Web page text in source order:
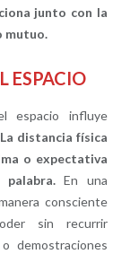
junto con la
mutuo.
ESPACIO
espacio influye
La distancia física
o expectativa
En una
consciente
sin recurrir
demostraciones